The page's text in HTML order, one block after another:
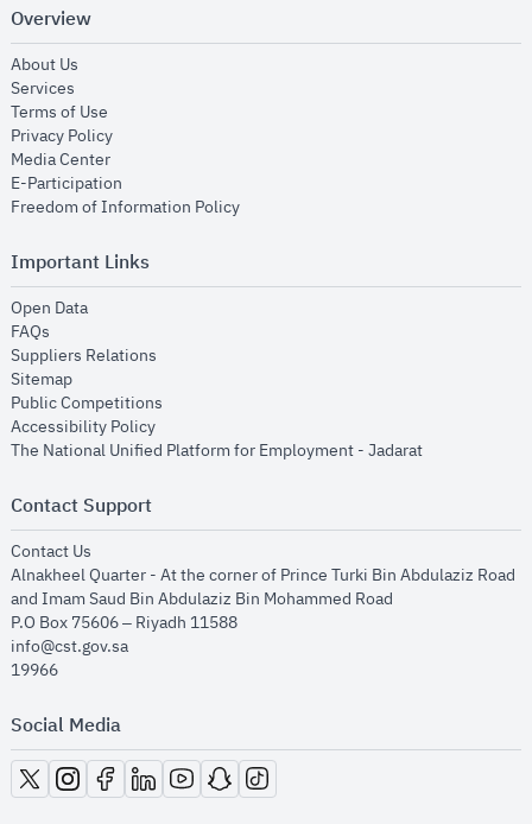
Overview
About Us
Services
Terms of Use
Privacy Policyopens in new window
Media Centeropens in new window
E-Participation
Freedom of Information Policyopens in new window
Important Links
Open Dataopens in new window
FAQs
Suppliers Relations
Sitemapopens in new window
Public Competitions
Accessibility Policyopens in new window
The National Unified Platform for Employment - Jadaratopens in new
Contact Support
Contact Us
Alnakheel Quarter - At the corner of Prince Turki Bin Abdulaziz Road
and Imam Saud Bin Abdulaziz Bin Mohammed Road​
P.O Box 75606 – Riyadh 11588
info@cst.gov.sa
19966
Social Media
opens in new window
opens in new window
opens in new window
opens in new window
opens in new window
opens in new window
opens in new window